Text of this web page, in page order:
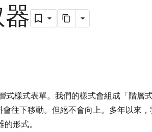
式樣式表單。我們的樣式會組成「階層
往下移動。但絕不會向上。多年以來
形式。